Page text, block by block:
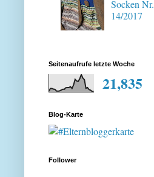
Socken Nr.
14/2017
Seitenaufrufe letzte Woche
21,835
Blog-Karte
Follower